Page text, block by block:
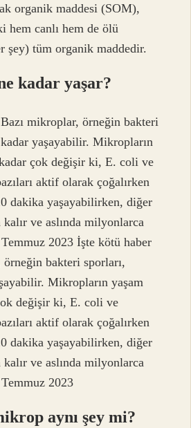
organik maddesi (SOM),
hem canlı hem de ölü
şey) tüm organik maddedir.
kadar yaşar?
mikroplar, örneğin bakteri
yaşayabilir. Mikropların
çok değişir ki, E. coli ve
aktif olarak çoğalırken
dakika yaşayabilirken, diğer
ve aslında milyonlarca
2023 İşte kötü haber
bakteri sporları,
Mikropların yaşam
değişir ki, E. coli ve
aktif olarak çoğalırken
dakika yaşayabilirken, diğer
ve aslında milyonlarca
2023
aynı şey mi?